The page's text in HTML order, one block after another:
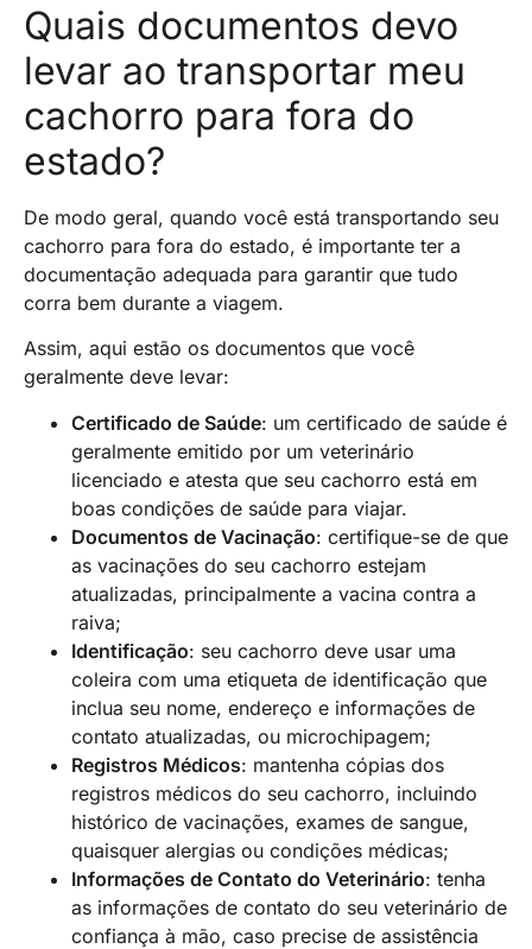
Quais documentos devo
levar ao transportar meu
cachorro para fora do
estado?
De modo geral, quando você está transportando seu
cachorro para fora do estado, é importante ter a
documentação adequada para garantir que tudo
corra bem durante a viagem.
Assim, aqui estão os documentos que você
geralmente deve levar:
Certificado de Saúde: um certificado de saúde é
geralmente emitido por um veterinário
licenciado e atesta que seu cachorro está em
boas condições de saúde para viajar.
Documentos de Vacinação: certifique-se de que
as vacinações do seu cachorro estejam
atualizadas, principalmente a vacina contra a
raiva;
Identificação: seu cachorro deve usar uma
coleira com uma etiqueta de identificação que
inclua seu nome, endereço e informações de
contato atualizadas, ou microchipagem;
Registros Médicos: mantenha cópias dos
registros médicos do seu cachorro, incluindo
histórico de vacinações, exames de sangue,
quaisquer alergias ou condições médicas;
Informações de Contato do Veterinário: tenha
as informações de contato do seu veterinário de
confiança à mão, caso precise de assistência